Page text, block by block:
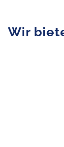
Wir